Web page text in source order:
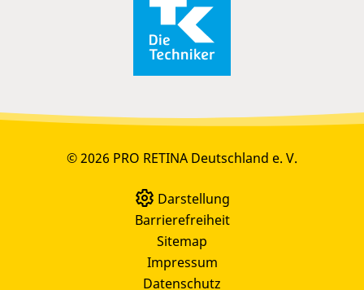
© 2026 PRO RETINA Deutschland e. V.
Darstellung
Barrierefreiheit
Sitemap
Impressum
Datenschutz